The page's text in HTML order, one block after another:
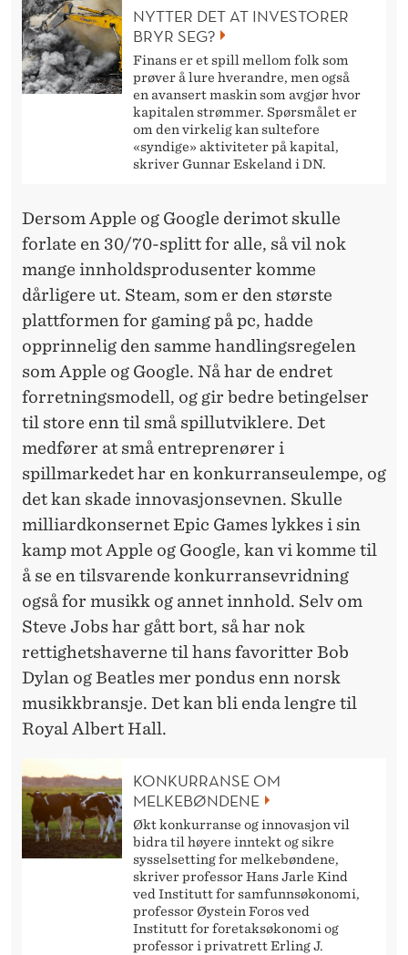
NYTTER DET AT INVESTORER
BRYR SEG?
Finans er et spill mellom folk som
prøver å lure hverandre, men også
en avansert maskin som avgjør hvor
kapitalen strømmer. Spørsmålet er
om den virkelig kan sultefore
«syndige» aktiviteter på kapital,
skriver Gunnar Eskeland i DN.
Dersom Apple og Google derimot skulle
forlate en 30/70-splitt for alle, så vil nok
mange innholdsprodusenter komme
dårligere ut. Steam, som er den største
plattformen for gaming på pc, hadde
opprinnelig den samme handlingsregelen
som Apple og Google. Nå har de endret
forretningsmodell, og gir bedre betingelser
til store enn til små spillutviklere. Det
medfører at små entreprenører i
spillmarkedet har en konkurranseulempe, og
det kan skade innovasjonsevnen. Skulle
milliardkonsernet Epic Games lykkes i sin
kamp mot Apple og Google, kan vi komme til
å se en tilsvarende konkurransevridning
også for musikk og annet innhold. Selv om
Steve Jobs har gått bort, så har nok
rettighetshaverne til hans favoritter Bob
Dylan og Beatles mer pondus enn norsk
musikkbransje. Det kan bli enda lengre til
Royal Albert Hall.
KONKURRANSE OM
MELKEBØNDENE
Økt konkurranse og innovasjon vil
bidra til høyere inntekt og sikre
sysselsetting for melkebøndene,
skriver professor Hans Jarle Kind
ved Institutt for samfunnsøkonomi,
professor Øystein Foros ved
Institutt for foretaksøkonomi og
professor i privatrett Erling J.